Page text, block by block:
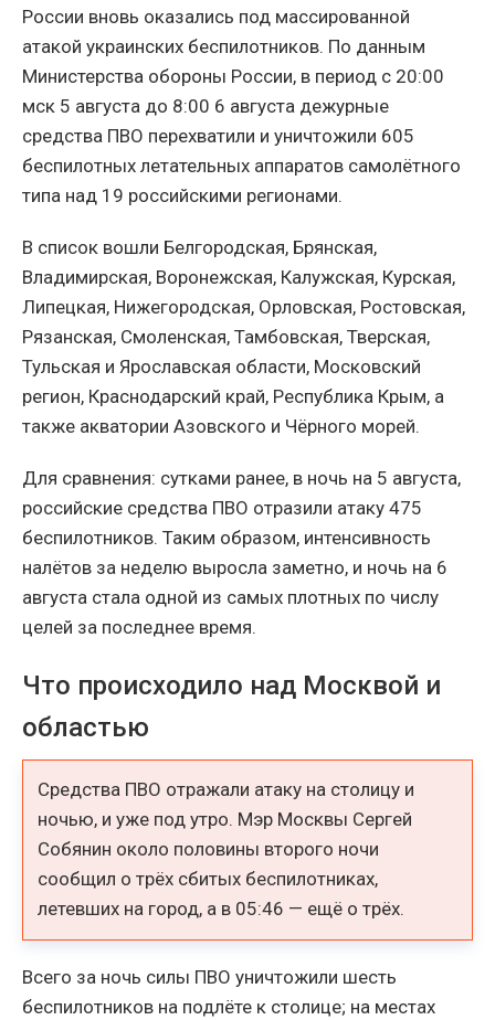
России вновь оказались под массированной
атакой украинских беспилотников. По данным
Министерства обороны России, в период с 20:00
мск 5 августа до 8:00 6 августа дежурные
средства ПВО перехватили и уничтожили 605
беспилотных летательных аппаратов самолётного
типа над 19 российскими регионами.
В список вошли Белгородская, Брянская,
Владимирская, Воронежская, Калужская, Курская,
Липецкая, Нижегородская, Орловская, Ростовская,
Рязанская, Смоленская, Тамбовская, Тверская,
Тульская и Ярославская области, Московский
регион, Краснодарский край, Республика Крым, а
также акватории Азовского и Чёрного морей.
Для сравнения: сутками ранее, в ночь на 5 августа,
российские средства ПВО отразили атаку 475
беспилотников. Таким образом, интенсивность
налётов за неделю выросла заметно, и ночь на 6
августа стала одной из самых плотных по числу
целей за последнее время.
Что происходило над Москвой и
областью
Средства ПВО отражали атаку на столицу и
ночью, и уже под утро. Мэр Москвы Сергей
Собянин около половины второго ночи
сообщил о трёх сбитых беспилотниках,
летевших на город, а в 05:46 — ещё о трёх.
Всего за ночь силы ПВО уничтожили шесть
беспилотников на подлёте к столице; на местах